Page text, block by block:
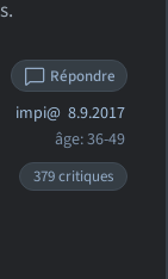
Répondre
impi@ 8.9.2017
âge: 36-49
379 critiques